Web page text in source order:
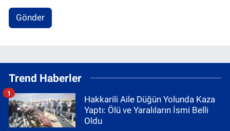
Gönder
Trend Haberler
Hakkarili Aile Düğün Yolunda Kaza
Yaptı: Ölü ve Yaralıların İsmi Belli
Oldu
1